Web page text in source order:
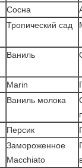
Сосна
Тропический сад
Ваниль
Marin
Ваниль молока
Персик
Замороженное
Macchiato